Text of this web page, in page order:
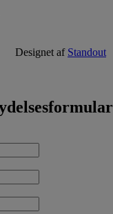
Designet af Standout